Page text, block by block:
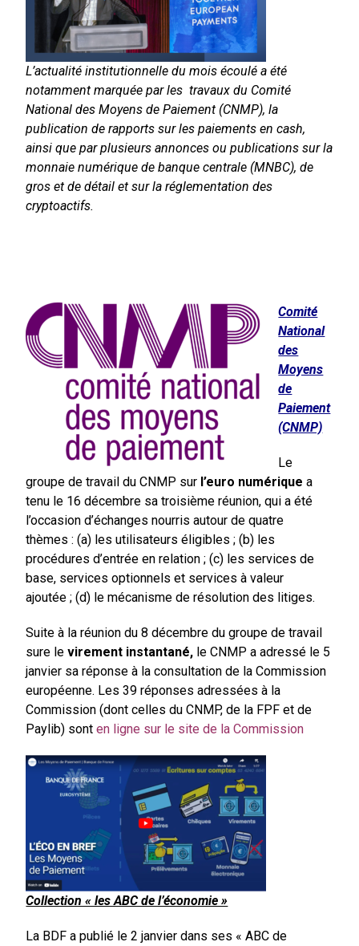
L’actualité institutionnelle du mois écoulé a été
notamment marquée parles travaux du Comité
National des Moyens de Paiement (CNMP), la
publication de rapports sur les paiements en cash,
ainsi que par plusieurs annonces ou publications sur la
monnaie numérique de banque centrale (MNBC), de
gros et de détail et sur la réglementation des
cryptoactifs.
Comité
National
des
Moyens
de
Paiement
(CNMP)
Le
groupe de travail du CNMP sur l’euro numérique a
tenu le 16 décembre sa troisième réunion, qui a été
l’occasion d’échanges nourris autour de quatre
thèmes : (a) les utilisateurs éligibles ; (b) les
procédures d’entrée en relation ; (c) les services de
base, services optionnels et services à valeur
ajoutée ; (d) le mécanisme de résolution des litiges.
Suite à la réunion du 8 décembre du groupe de travail
sure levirement instantané, le CNMP a adressé le 5
janvier sa réponse à la consultation de la Commission
européenne. Les 39 réponses adressées à la
Commission (dont celles du CNMP, de la FPF et de
Paylib) sonten ligne sur le site de la Commission
Collection « les ABC de l’économie »
La BDF a publié le 2 janvier dans ses « ABC de